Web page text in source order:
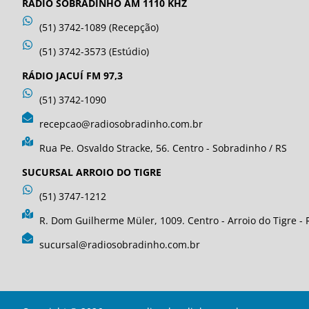
RÁDIO SOBRADINHO AM 1110 KHZ
(51) 3742-1089 (Recepção)
(51) 3742-3573 (Estúdio)
RÁDIO JACUÍ FM 97,3
(51) 3742-1090
recepcao@radiosobradinho.com.br
Rua Pe. Osvaldo Stracke, 56. Centro - Sobradinho / RS
SUCURSAL ARROIO DO TIGRE
(51) 3747-1212
R. Dom Guilherme Müler, 1009. Centro - Arroio do Tigre -
sucursal@radiosobradinho.com.br